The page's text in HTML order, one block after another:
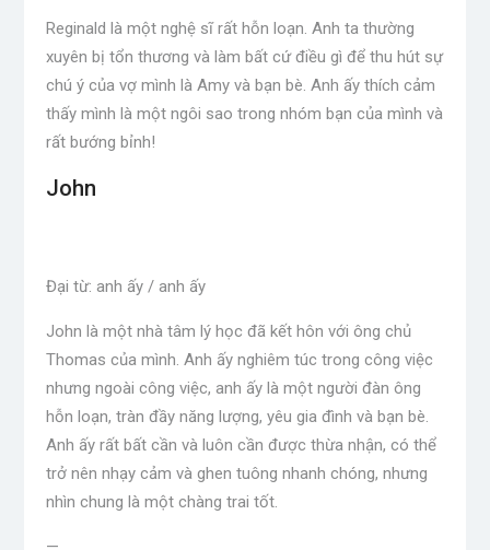
Reginald là một nghệ sĩ rất hỗn loạn. Anh ta thường
xuyên bị tổn thương và làm bất cứ điều gì để thu hút sự
chú ý của vợ mình là Amy và bạn bè. Anh ấy thích cảm
thấy mình là một ngôi sao trong nhóm bạn của mình và
rất bướng bỉnh!
John
Đại từ: anh ấy / anh ấy
John là một nhà tâm lý học đã kết hôn với ông chủ
Thomas của mình. Anh ấy nghiêm túc trong công việc
nhưng ngoài công việc, anh ấy là một người đàn ông
hỗn loạn, tràn đầy năng lượng, yêu gia đình và bạn bè.
Anh ấy rất bất cần và luôn cần được thừa nhận, có thể
trở nên nhạy cảm và ghen tuông nhanh chóng, nhưng
nhìn chung là một chàng trai tốt.